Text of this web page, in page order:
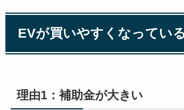
EVが買いやすくなってい
理由1：補助金が大きい